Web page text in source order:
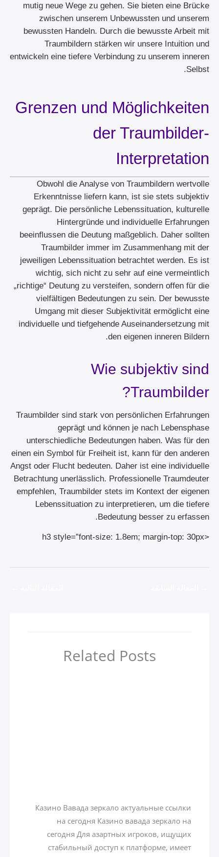
mutig neue Wege zu gehen. Sie bieten eine Brücke
zwischen unserem Unbewussten und unserem
bewussten Handeln. Durch die bewusste Arbeit mit
Traumbildern stärken wir unsere Intuition und
entwickeln eine tiefere Verbindung zu unserem inneren
Selbst.
Grenzen und Möglichkeiten
der Traumbilder-
Interpretation
Obwohl die Analyse von Traumbildern wertvolle
Erkenntnisse liefern kann, ist sie stets subjektiv
geprägt. Die persönliche Lebenssituation, kulturelle
Hintergründe und individuelle Erfahrungen
beeinflussen die Deutung maßgeblich. Daher sollten
Traumbilder immer im Zusammenhang mit der
jeweiligen Lebenssituation betrachtet werden. Es ist
wichtig, sich nicht zu sehr auf eine vermeintlich
„richtige“ Deutung zu versteifen, sondern offen für die
vielfältigen Bedeutungen zu sein. Der bewusste
Umgang mit dieser Subjektivität ermöglicht eine
individuelle und tiefgehende Auseinandersetzung mit
den eigenen inneren Bildern.
Wie subjektiv sind
Traumbilder?
Traumbilder sind stark von persönlichen Erfahrungen
geprägt und können je nach Lebensphase
unterschiedliche Bedeutungen haben. Was für den
einen ein Symbol für Freiheit ist, kann für den anderen
Angst oder Flucht bedeuten. Daher ist eine individuelle
Betrachtung unerlässlich. Professionelle Traumdeuter
empfehlen, Traumbilder stets im Kontext der eigenen
Lebenssituation zu interpretieren, um die tiefere
Bedeutung besser zu erfassen.
<h3 style=”font-size: 1.8em; margin-top: 30px
Related Posts
Казино Вавада зеркало актуальные ссылки
на сегодня Казино вавада зеркало на
сегодня Для азартных игроков, ищущих
стабильный доступ к платформе, имеет